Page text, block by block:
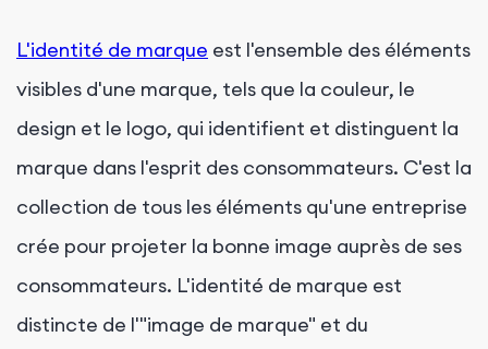
L'identité de marque est l'ensemble des éléments
visibles d'une marque, tels que la couleur, le
design et le logo, qui identifient et distinguent la
marque dans l'esprit des consommateurs. C'est la
collection de tous les éléments qu'une entreprise
crée pour projeter la bonne image auprès de ses
consommateurs. L'identité de marque est
distincte de l'"image de marque" et du